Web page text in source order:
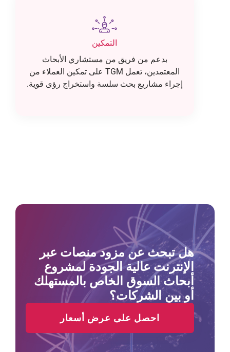
التمكين
بدعم من فريق من مستشاري الأبحاث
المعتمدين، تعمل TGM على تمكين العملاء من
إجراء مشاريع بحث سلسة واستخراج رؤى قوية.
هل تبحث عن مزود منصات عبر
الإنترنت عالية الجودة لمشروع
أبحاث السوق الخاص بالمستهلك
أو بين الشركات؟
احصل على عرض أسعار